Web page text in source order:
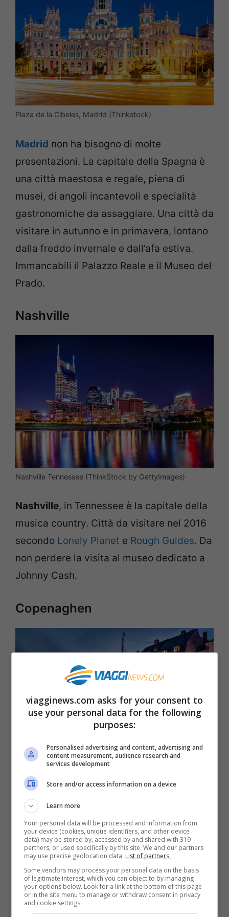
Plaza de la Cibeles, Madrid (Thinkstock)
Madrid non ha bisogno di molte
presentazioni. La capitale della Spagna è
una città maestosa e regale, piena di
musei, di angoli incantevoli e specialità
gastronomiche da assaggiare. Una città da
visitare in autunno e in primavera, lontano
dalla freddo invernale e dall’afa estiva.
Immancabili il Palazzo Reale e il Museo del
Prado.
Nashville
Nashville Tennessee (ThinkStock by GettyImages)
Nashville, in Tennessee è la capitale della
musica country. Città da visitare nel 2016
secondo Lonely Planet e Rough Guides. Da
non perdere la visita al museo dedicato a
Johnny Cash.
Copenaghen
Copenhagen (Thinkstock)
La capitale della Danimarca è un’altra città
europea ideale per una donna che vuole
partire per un viaggio da sola. Il Parco di
Tivoli, lo scoglio della Sirenetta, i musei,
sono tante le cose da vedere e da fare a
Copenaghen. Da qualche tempo poi, è una
meta anche per gli amanti del cibo. Qui
viagginews.com asks for your consent to
use your personal data for the following
purposes:
Personalised advertising and content, advertising and
content measurement, audience research and
services development
Store and/or access information on a device
Learn more
Your personal data will be processed and information from
your device (cookies, unique identifiers, and other device
data) may be stored by, accessed by and shared with 319
partners, or used specifically by this site. We and our partners
may use precise geolocation data. List of partners.
Some vendors may process your personal data on the basis
of legitimate interest, which you can object to by managing
your options below. Look for a link at the bottom of this page
or in the site menu to manage or withdraw consent in privacy
and cookie settings.